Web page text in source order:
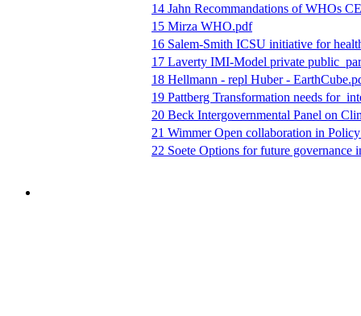
14 Jahn Recommandations of WHOs
15 Mirza WHO.pdf
16 Salem-Smith ICSU initiative for
17 Laverty IMI-Model private
18 Hellmann - repl Huber -
19 Pattberg Transformation needs
20 Beck Intergovernmental Panel on
21 Wimmer Open collaboration in
22 Soete Options for future governance